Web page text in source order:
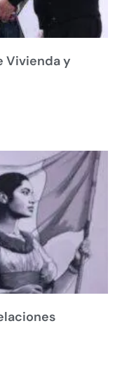
Vivienda y